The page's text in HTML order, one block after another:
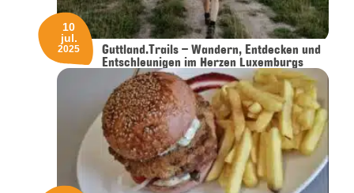
Guttland.Trails – Wandern, Entdecken und
Entschleunigen im Herzen Luxemburgs
10
jul.
2025